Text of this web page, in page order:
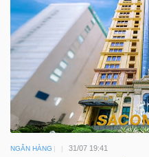
NGÂN HÀNG 31/07 19:41